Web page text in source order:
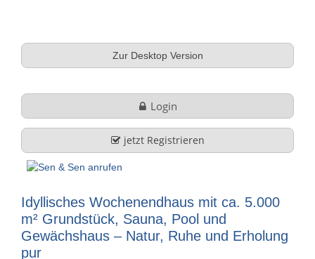
Stöbern
Firmenprofil
Leistungen
FAQ
Zur Desktop Version
Login
jetzt Registrieren
Idyllisches Wochenendhaus mit ca. 5.000
m² Grundstück, Sauna, Pool und
Gewächshaus – Natur, Ruhe und Erholung
pur